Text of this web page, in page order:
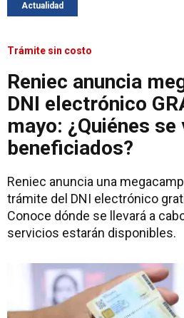
Actualidad
Trámite sin costo
Reniec anuncia
DNI electrónico
mayo: ¿Quiénes se
beneficiados?
Reniec anuncia una
trámite del DNI electrónico
Conoce dónde se llevará a
servicios estarán disponibles.